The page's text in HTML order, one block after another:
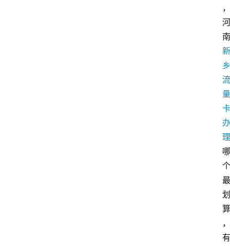
，
河
南
新
乡
流
量
卡
办
理
哪
个
最
划
算
，
有